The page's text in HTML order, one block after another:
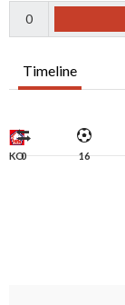
0
Timeline
KO0 16